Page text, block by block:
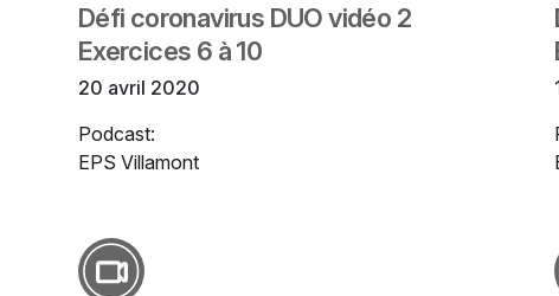
Défi coronavirus DUO vidéo 2
Exercices 6 à 10
20 avril 2020
Podcast:
EPS Villamont